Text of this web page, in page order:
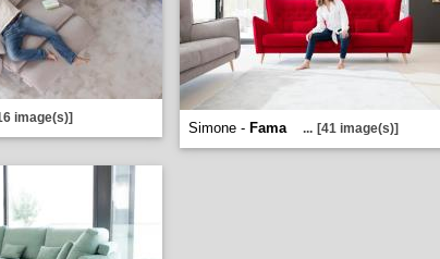
image(s)]
Simone - Fama ... [41 image(s)]